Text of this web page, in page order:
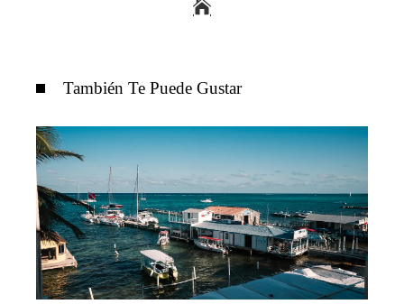
También Te Puede Gustar